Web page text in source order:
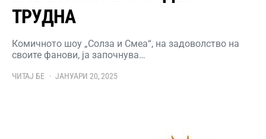
ТРУДНА
Комичното шоу „Солза и Смеа“, на задоволство на
своите фанови, ја започнува…
ЧИТАЈ БЕ ЈАНУАРИ 20, 2025